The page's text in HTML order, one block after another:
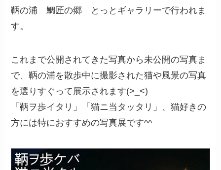
鞆の浦 鯛匠の郷 とっとギャラリーで行われま
す。
これまで公開されてきた写真から未公開の写真ま
で、鞆の浦を散歩中に撮影された猫や風景の写真
を選りすぐって展示されます(>_<)
「鞆ヲ歩イタリ」「猫ニ当タッタリ」、猫好きの
方には特におすすめの写真展です^^